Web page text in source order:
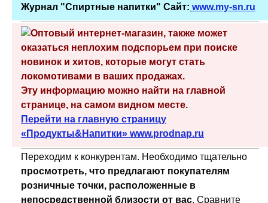
Журнал "Спиртные напитки" Сайт: www.my-sn.ru
Оптовый интернет-магазин, также может
оказаться неплохим подспорьем при поиске
новинок и хитов, которые могут стать
локомотивами в ваших продажах.
Эту информацию можно найти на главной
странице, на самом видном месте.
Перейти на главную страницу
«Продукты&Напитки» www.prodnap.ru
Переходим к конкурентам. Необходимо тщательно
просмотреть, что предлагают покупателям
розничные точки, расположенные в
непосредственной близости от вас. Сравните